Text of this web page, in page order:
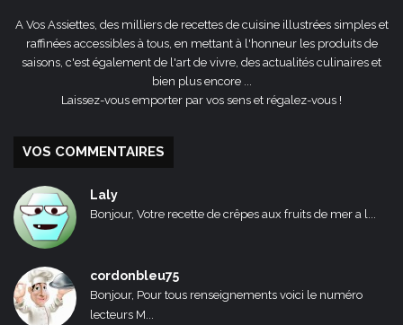
A Vos Assiettes, des milliers de recettes de cuisine illustrées simples et
raffinées accessibles à tous, en mettant à l'honneur les produits de
saisons, c'est également de l'art de vivre, des actualités culinaires et
bien plus encore ...
Laissez-vous emporter par vos sens et régalez-vous !
VOS COMMENTAIRES
Laly
Bonjour, Votre recette de crêpes aux fruits de mer a l...
cordonbleu75
Bonjour, Pour tous renseignements voici le numéro
lecteurs M...